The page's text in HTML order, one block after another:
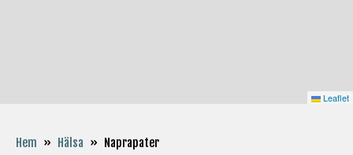
Leaflet
Hem » Hälsa » Naprapater